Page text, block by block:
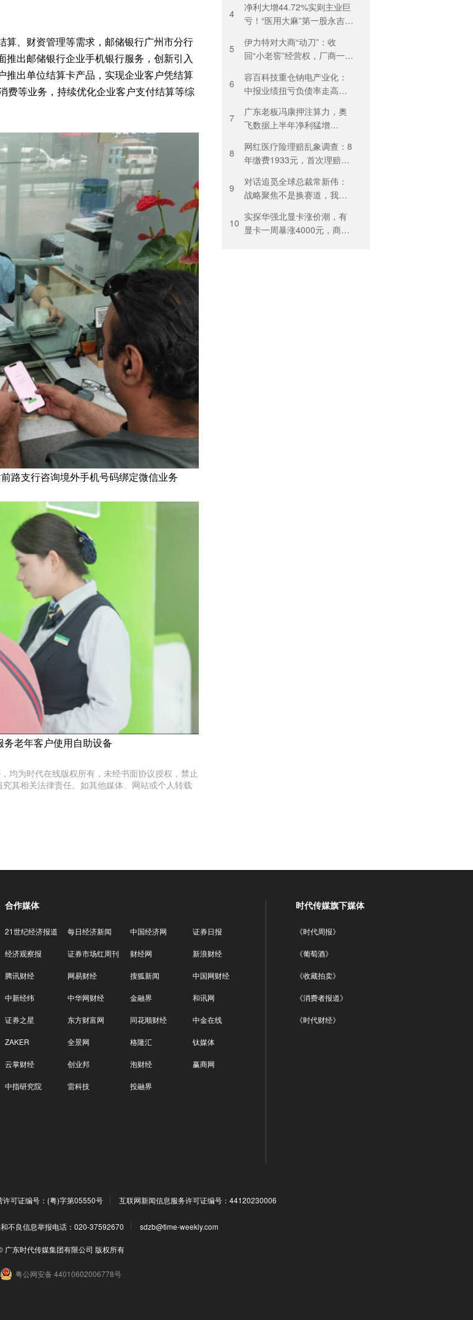
算、财资管理等需求，邮储银行广州市分行
出邮储银行企业手机银行服务，创新引入
推出单位结算卡产品，实现企业客户凭结算
费等业务，持续优化企业客户支付结算等综
路支行咨询境外手机号码绑定微信业务
务老年客户使用自助设备
均为时代在线版权所有，未经书面协议授权，禁止
其相关法律责任。如其他媒体、网站或个人转载
制YU7热度？
4
净利大增44.72%实则主业巨
亏！“医用大麻”第一股永吉股
收益“保盈”
5
伊力特对大商“动刀”：收
回“小老窖”经营权，厂商一体
6
容百科技重仓钠电产业化：
中报业绩扭亏负债率走高，
7
广东老板冯康押注算力，奥
飞数据上半年净利猛增
元
8
网红医疗险理赔乱象调查：8
年缴费1933元，首次理赔被
出”困住投保人
9
对话追觅全球总裁常新伟：
战略聚焦不是换赛道，我们
10
实探华强北显卡涨价潮，有
显卡一周暴涨4000元，商
合作媒体
21世纪经济报道 每日经济新闻 中国经济网 证券日报
经济观察报 证券市场红周刊 财经网 新浪财经
腾讯财经 网易财经 搜狐新闻 中国网财经
中新经纬 中华网财经 金融界 和讯网
证券之星 东方财富网 同花顺财经 中金在线
ZAKER 全景网 格隆汇 钛媒体
云掌财经 创业邦 泡财经 赢商网
中指研究院 雷科技 投融界
时代传媒旗下媒体
《时代周报》
《葡萄酒》
《收藏拍卖》
《消费者报道》
《时代财经》
许可证编号：(粤)字第05550号 互联网新闻信息服务许可证编号：44120230006
不良信息举报电话：020-37592670 sdzb@time-weekly.com
广东时代传媒集团有限公司 版权所有
粤公网安备 44010602006778号